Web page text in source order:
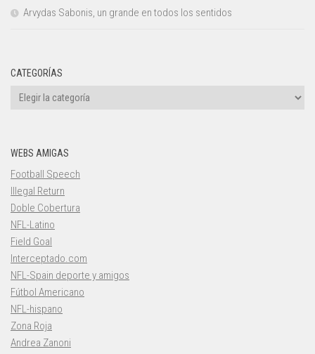
Arvydas Sabonis, un grande en todos los sentidos
CATEGORÍAS
Categorías
WEBS AMIGAS
Football Speech
Illegal Return
Doble Cobertura
NFL-Latino
Field Goal
Interceptado.com
NFL-Spain deporte y amigos
Fútbol Americano
NFL-hispano
Zona Roja
Andrea Zanoni